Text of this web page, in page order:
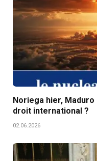
Noriega hier,
droit international ?
02.06.2026